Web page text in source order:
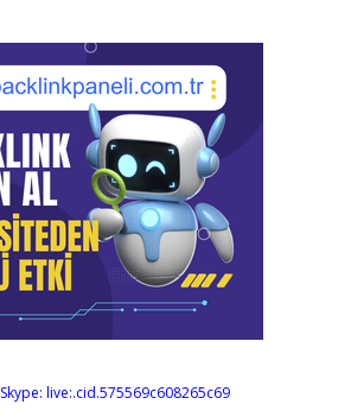
Skype: live:.cid.575569c608265c69